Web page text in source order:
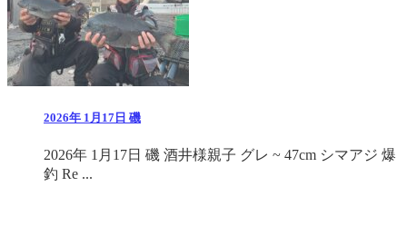
2026年 1月17日 磯
2026年 1月17日 磯 酒井様親子 グレ ~ 47cm シマアジ 爆
釣 Re ...